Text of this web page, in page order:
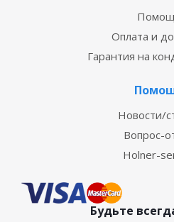
Оплата и
Гарантия на
Новости/
Вопрос-
Holner-
Будьте